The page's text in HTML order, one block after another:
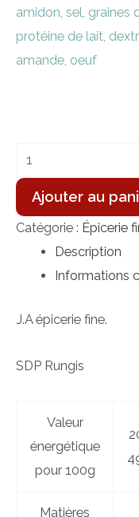
amidon, sel, graines
protéine de lait,
amande, oeuf
Ajouter au
Catégorie : Épicerie
Description
Informations
J.A épicerie fine.
SDP Rungis
Valeur
énergétique
pour 100g
Matières